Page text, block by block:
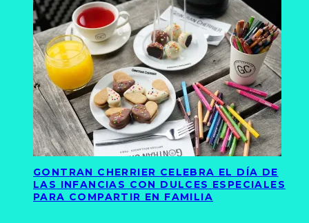
GONTRAN CHERRIER CELEBRA EL DÍA DE
LAS INFANCIAS CON DULCES ESPECIALES
PARA COMPARTIR EN FAMILIA